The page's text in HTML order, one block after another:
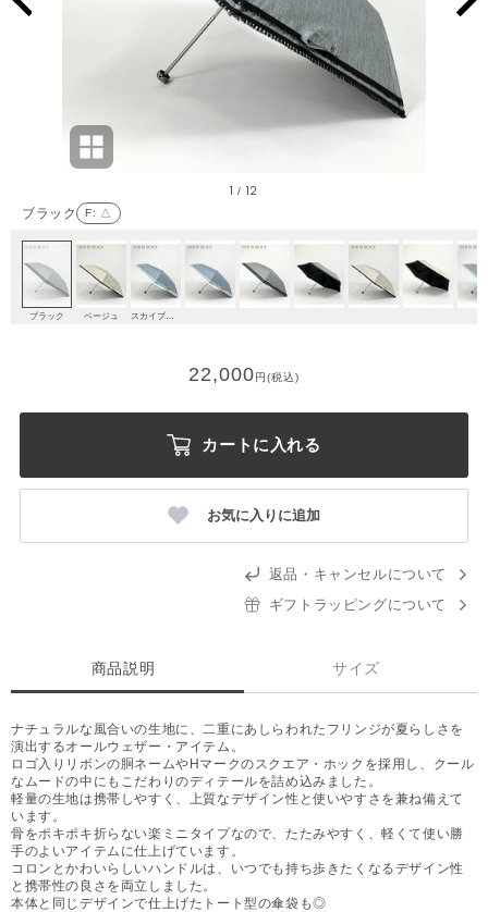
ブラック F: △
1 / 12
ブラック ベージュ
22,000円(税込)
カートに入れる
お気に入りに追加
返品・キャンセルについて
ギフトラッピングについて
商品説明 サイズ
ナチュラルな風合いの生地に、二重にあしらわれたフリンジが夏らしさを
演出するオールウェザー・アイテム。
ロゴ入りリボンの胴ネームやHマークのスクエア・ホックを採用し、クール
なムードの中にもこだわりのディテールを詰め込みました。
軽量の生地は携帯しやすく、上質なデザイン性と使いやすさを兼ね備えて
います。
骨をポキポキ折らない楽ミニタイプなので、たたみやすく、軽くて使い勝
手のよいアイテムに仕上げています。
コロンとかわいらしいハンドルは、いつでも持ち歩きたくなるデザイン性
と携帯性の良さを両立しました。
本体と同じデザインで仕上げたトート型の傘袋も◎